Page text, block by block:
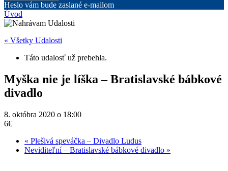
Heslo vám bude zaslané e-mailom
Úvod
« Všetky Udalosti
Táto udalosť už prebehla.
Myška nie je líška – Bratislavské bábkové
divadlo
8. októbra 2020 o 18:00
6€
« Plešivá speváčka – Divadlo Ludus
Neviditeľní – Bratislavské bábkové divadlo »